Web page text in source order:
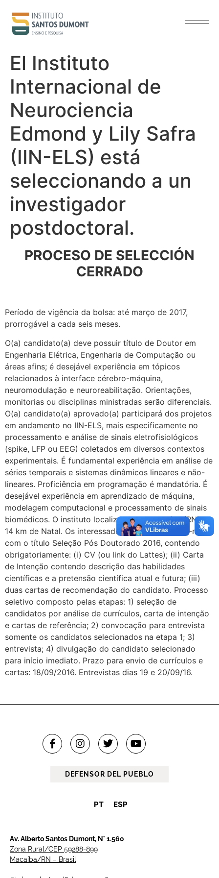
El Instituto
Internacional de
Neurociencia
Edmond y Lily Safra
(IIN-ELS) está
seleccionando a un
investigador
postdoctoral.
PROCESO DE SELECCIÓN
CERRADO
Período de vigência da bolsa: até março de 2017,
prorrogável a cada seis meses.
O(a) candidato(a) deve possuir título de Doutor em
Engenharia Elétrica, Engenharia de Computação ou
áreas afins; é desejável experiência em tópicos
relacionados à interface cérebro-máquina,
neuromodulação e neuroreabilitação. Orientações,
monitorias ou disciplinas ministradas serão diferenciais.
O(a) candidato(a) aprovado(a) participará dos projetos
em andamento no IIN-ELS, mais especificamente no
processamento e análise de sinais eletrofisiológicos
(spike, LFP ou EEG) coletados em diversos contextos
experimentais. É fundamental experiência em análise de
séries temporais e sistemas dinâmicos lineares e não-
lineares. Proficiência em programação é mandatória. É
desejável experiência em aprendizado de máquina,
modelagem computacional e processamento de sinais
biomédicos. O instituto localiza-se em Macaíba (RN), a
14 km de Natal. Os interessados deverão enviar e-mail
com o título Seleção Pós Doutorado 2016, contendo
obrigatoriamente: (i) CV (ou link do Lattes); (ii) Carta
de Intenção contendo descrição das habilidades
científicas e a pretensão científica atual e futura; (iii)
duas cartas de recomendação do candidato. Processo
seletivo composto pelas etapas: 1) seleção de
candidatos por análise de currículos, carta de intenção
e cartas de referência; 2) convocação para entrevista
somente os candidatos selecionados na etapa 1; 3)
entrevista; 4) divulgação do candidato selecionado
para início imediato. Prazo para envio de currículos e
cartas: 18/09/2016. Entrevistas dias 19 e 20/09/16.
DEFENSOR DEL PUEBLO
PT ESP
Av. Alberto Santos Dumont, N° 1.560
Zona Rural/CEP 59288-899
Macaíba/RN – Brasil